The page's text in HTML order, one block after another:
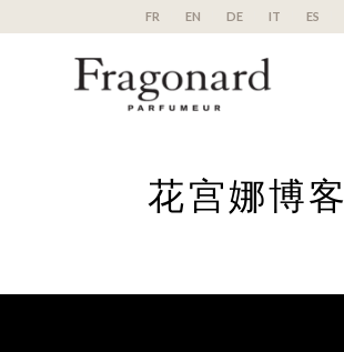
FR EN DE IT ES
花宫娜博客